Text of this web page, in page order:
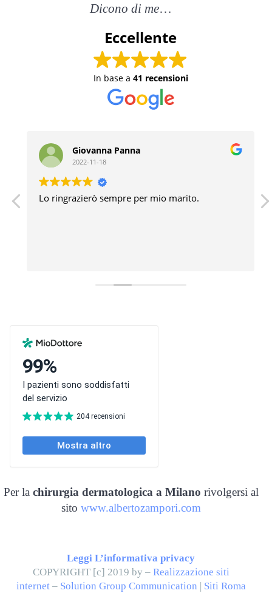
Dicono di me…
Eccellente
In base a 41 recensioni
Giovanna Panna
2022-11-18
Lo ringrazierò sempre per mio marito.
Per la chirurgia dermatologica a Milano rivolgersi al
sito www.albertozampori.com
Leggi L’informativa privacy
COPYRIGHT [c] 2019 by – Realizzazione siti
internet– Solution Group Communication | Siti Roma